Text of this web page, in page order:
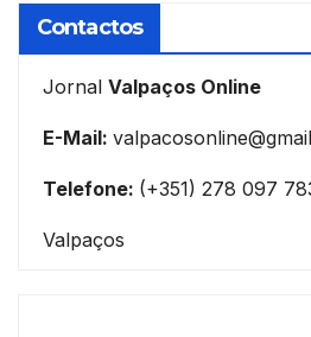
Contactos
Jornal Valpaços Online
E-Mail:
Telefone: (+351) 278 097
Valpaços